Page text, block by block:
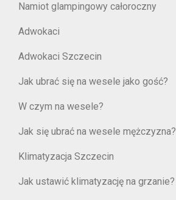
Namiot glampingowy całoroczny
Adwokaci
Adwokaci Szczecin
Jak ubrać się na wesele jako gość?
W czym na wesele?
Jak się ubrać na wesele mężczyzna?
Klimatyzacja Szczecin
Jak ustawić klimatyzację na grzanie?